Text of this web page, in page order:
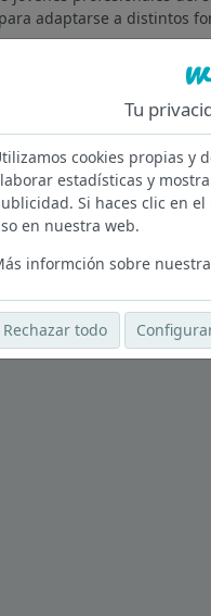
adaptarse a distintos
Las Palmas
Ver más ofertas
Tu
cookies propias y
estadísticas y
Si haces clic en
en nuestra web.
informción sobre nuestra
Rechazar todo